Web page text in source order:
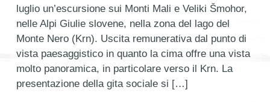
luglio un’escursione sui Monti Mali e Veliki Šmohor,
nelle Alpi Giulie slovene, nella zona del lago del
Monte Nero (Krn). Uscita remunerativa dal punto di
vista paesaggistico in quanto la cima offre una vista
molto panoramica, in particolare verso il Krn. La
presentazione della gita sociale si […]